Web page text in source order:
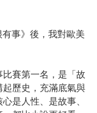
事》後，我對歐美
賽第一名，是「故
歷史，充滿底氣與
是人性、是故事、